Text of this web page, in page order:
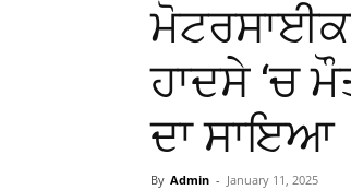
ਹਾਦਸੇ ‘ਚ
ਦਾ ਸਾਇਆ
By Admin - January 11, 2025